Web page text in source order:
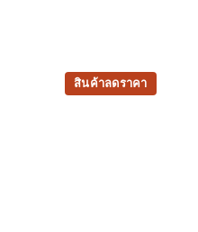
A dynamic
response
สินค้าลดราคา